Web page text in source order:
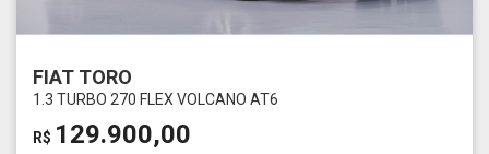
FIAT TORO
1.3 TURBO 270 FLEX VOLCANO AT6
R$ 129.900,00